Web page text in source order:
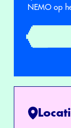
NEMO op